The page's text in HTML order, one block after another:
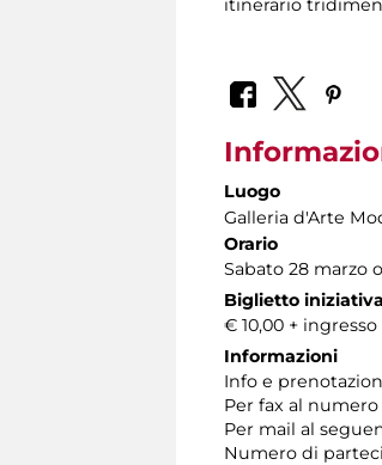
itinerario
Luogo
Galleria d'Arte
Orario
Sabato 28 marzo
Biglietto iniziativa
€ 10,00 +
Informazioni
Info e
Per fax al numero
Per mail al
Numero di